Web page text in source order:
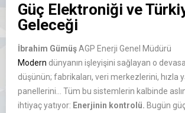
Güç Elektroniği ve
Geleceği
İbrahim GümüşAGP Enerji Genel Müdürü
Modern dünyanın işleyişini sağlayan o
düşünün; fabrikaları, veri merkezlerini, hızla
panellerini… Tüm bu sistemlerin kalbinde
ihtiyaç yatıyor: Enerjinin kontrolü. Bugün